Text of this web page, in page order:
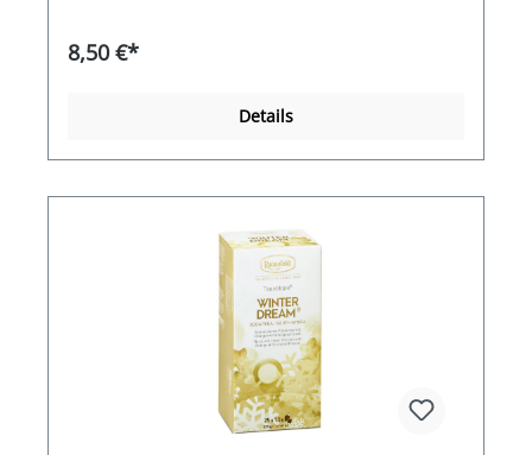
8,50 €*
Details